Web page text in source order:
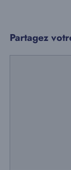
Partagez